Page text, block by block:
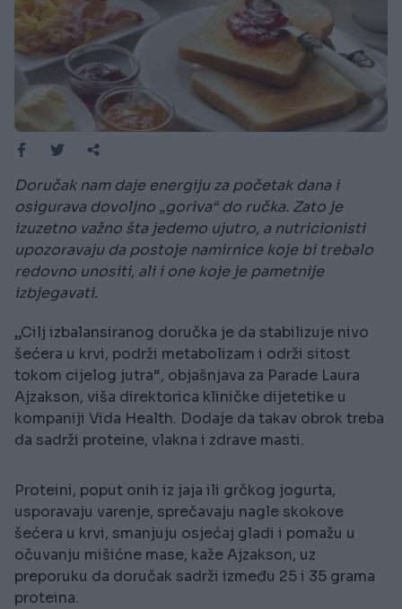
Doručak nam daje energiju za početak dana i
osigurava dovoljno „goriva“ do ručka. Zato je
izuzetno važno šta jedemo ujutro, a nutricionisti
upozoravaju da postoje namirnice koje bi trebalo
redovno unositi, ali i one koje je pametnije
izbjegavati.
„Cilj izbalansiranog doručka je da stabilizuje nivo
šećera u krvi, podrži metabolizam i održi sitost
tokom cijelog jutra“, objašnjava za Parade Laura
Ajzakson, viša direktorica kliničke dijetetike u
kompaniji Vida Health. Dodaje da takav obrok treba
da sadrži proteine, vlakna i zdrave masti.
Proteini, poput onih iz jaja ili grčkog jogurta,
usporavaju varenje, sprečavaju nagle skokove
šećera u krvi, smanjuju osjećaj gladi i pomažu u
očuvanju mišićne mase, kaže Ajzakson, uz
preporuku da doručak sadrži između 25 i 35 grama
proteina.